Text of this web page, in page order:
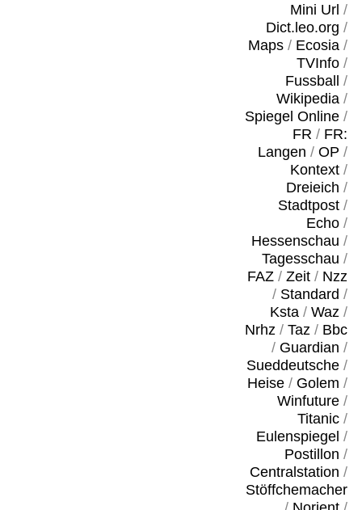
Mini Url /
Dict.leo.org /
Maps/ Ecosia/
TVInfo/
Fussball
/
Wikipedia/
Spiegel Online/
FR / FR:
Langen / OP /
Kontext/
Dreieich /
Stadtpost/
Echo/
Hessenschau /
Tagesschau /
FAZ/ Zeit/ Nzz
/ Standard /
Ksta/ Waz/
Nrhz/ Taz/ Bbc
/ Guardian /
Sueddeutsche/
Heise/ Golem /
Winfuture/
Titanic/
Eulenspiegel /
Postillon /
Centralstation /
Stöffchemacher